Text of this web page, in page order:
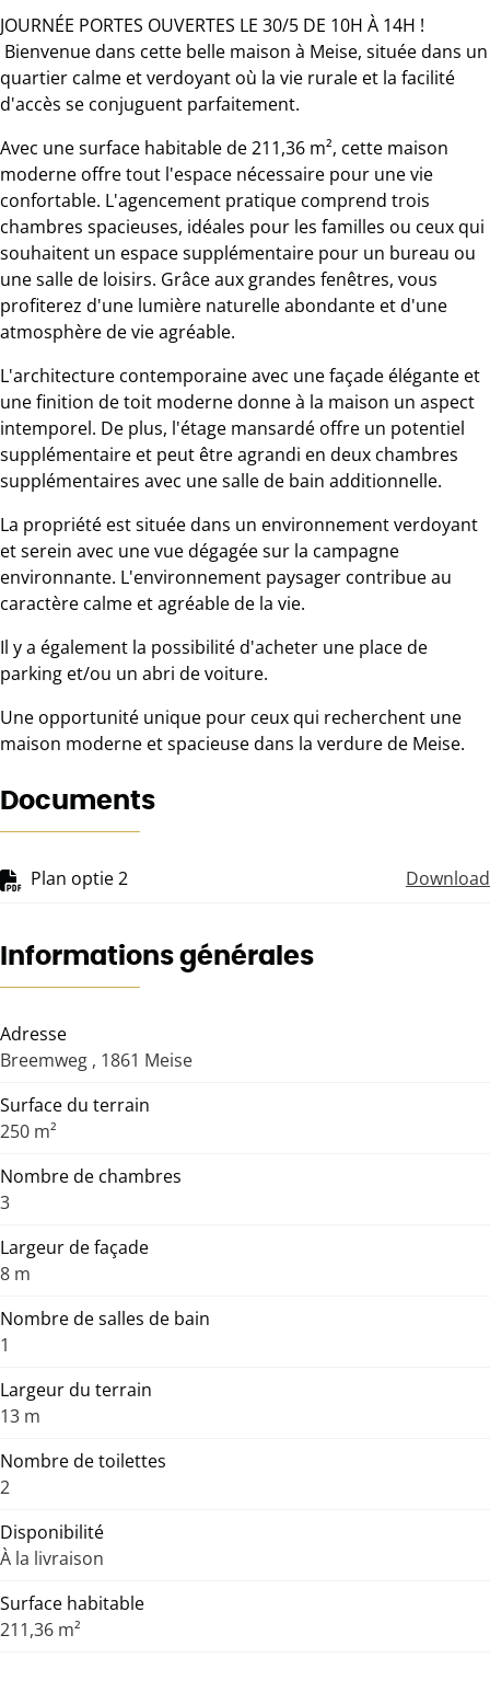
JOURNÉE PORTES OUVERTES LE 30/5 DE 10H À 14H !
Bienvenue dans cette belle maison à Meise, située dans un
quartier calme et verdoyant où la vie rurale et la facilité
d'accès se conjuguent parfaitement.
Avec une surface habitable de 211,36 m², cette maison
moderne offre tout l'espace nécessaire pour une vie
confortable. L'agencement pratique comprend trois
chambres spacieuses, idéales pour les familles ou ceux qui
souhaitent un espace supplémentaire pour un bureau ou
une salle de loisirs. Grâce aux grandes fenêtres, vous
profiterez d'une lumière naturelle abondante et d'une
atmosphère de vie agréable.
L'architecture contemporaine avec une façade élégante et
une finition de toit moderne donne à la maison un aspect
intemporel. De plus, l'étage mansardé offre un potentiel
supplémentaire et peut être agrandi en deux chambres
supplémentaires avec une salle de bain additionnelle.
La propriété est située dans un environnement verdoyant
et serein avec une vue dégagée sur la campagne
environnante. L'environnement paysager contribue au
caractère calme et agréable de la vie.
Il y a également la possibilité d'acheter une place de
parking et/ou un abri de voiture.
Une opportunité unique pour ceux qui recherchent une
maison moderne et spacieuse dans la verdure de Meise.
Documents
Plan optie 2 Download
Informations générales
Adresse
Breemweg , 1861 Meise
Surface du terrain
250 m²
Nombre de chambres
3
Largeur de façade
8 m
Nombre de salles de bain
1
Largeur du terrain
13 m
Nombre de toilettes
2
Disponibilité
À la livraison
Surface habitable
211,36 m²